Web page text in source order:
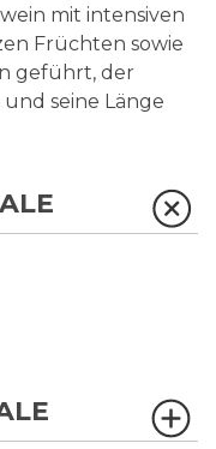
mit intensiven
Früchten sowie
geführt, der
seine Länge